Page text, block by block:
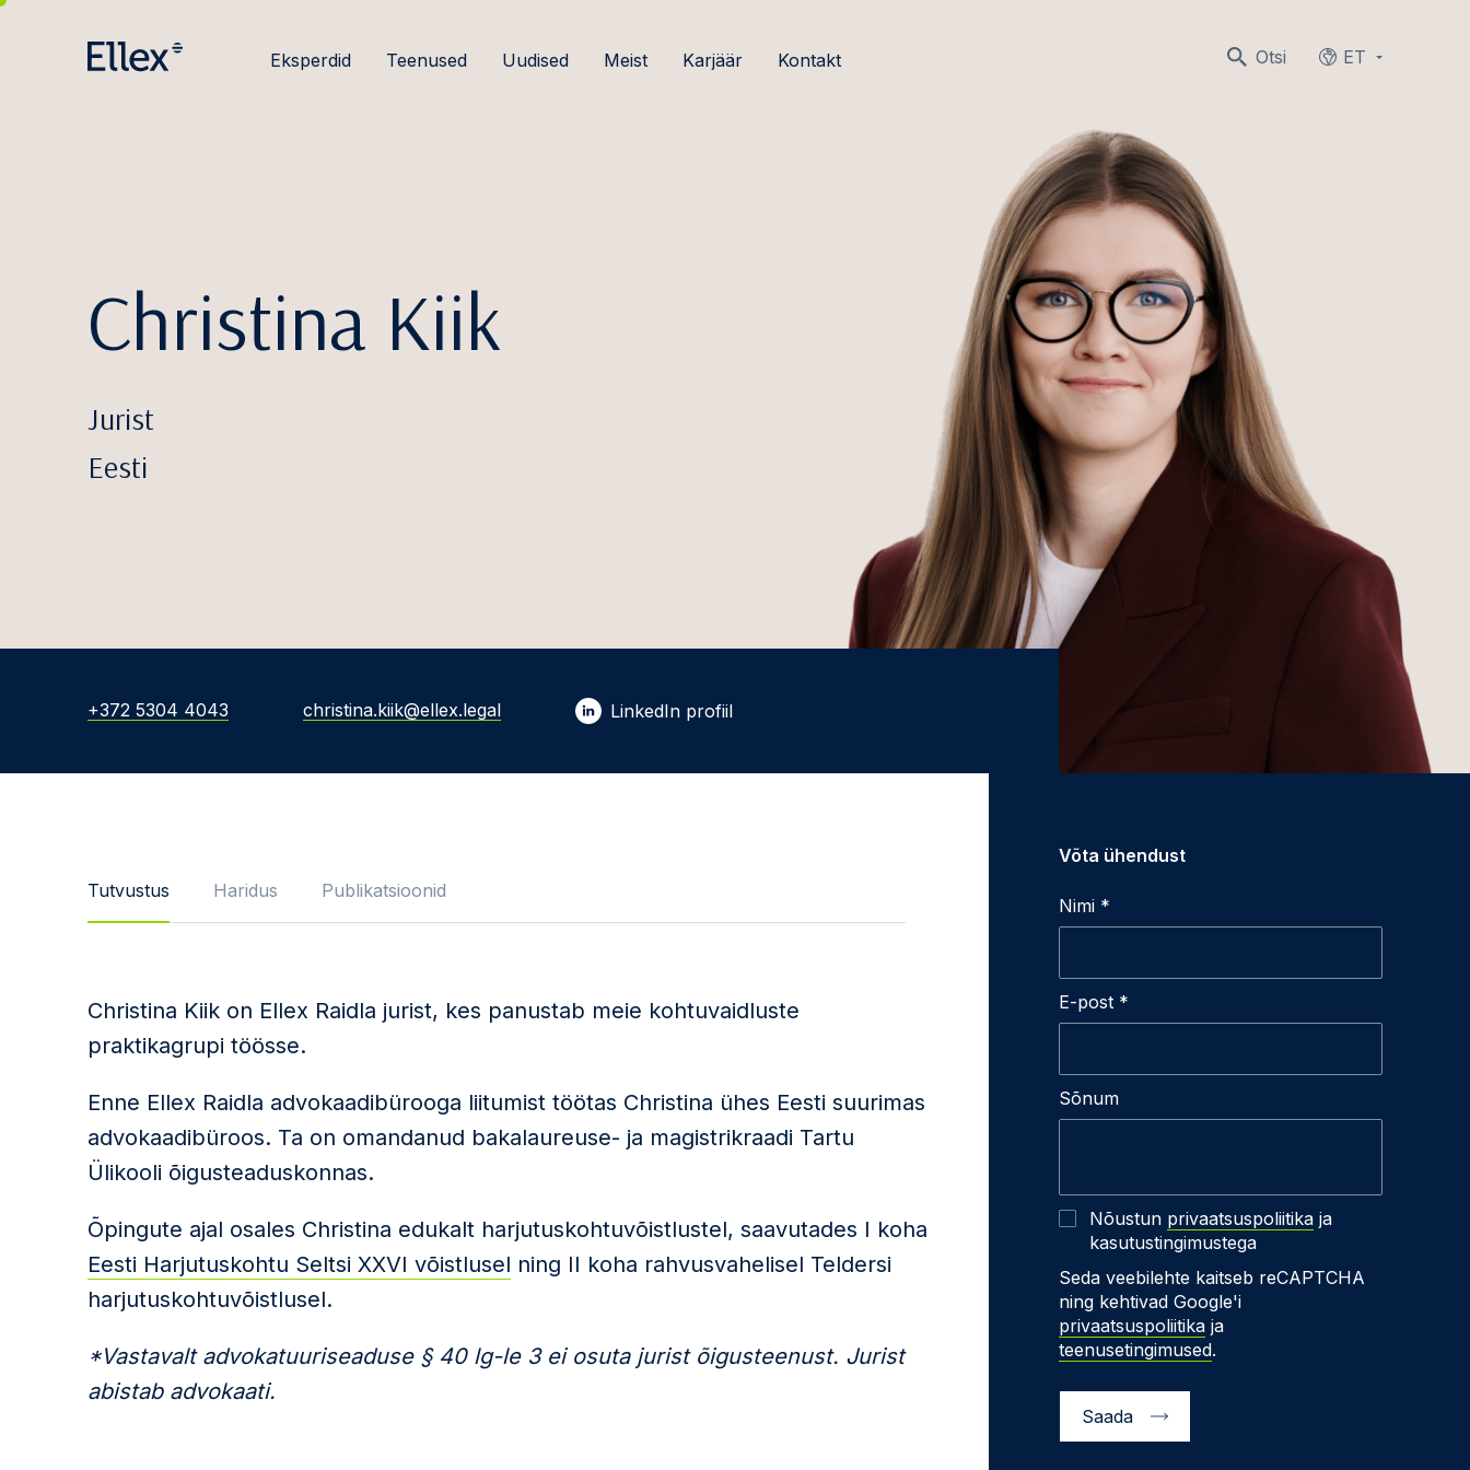
Otsi ET
Eksperdid Teenused Uudised Meist Karjäär Kontakt
Christina Kiik
Jurist
Eesti
+372 5304 4043 christina.kiik@ellex.legal LinkedIn profiil
Tutvustus Haridus Publikatsioonid
Christina Kiik on Ellex Raidla jurist, kes panustab meie kohtuvaidluste
praktikagrupi töösse.
Enne Ellex Raidla advokaadibürooga liitumist töötas Christina ühes Eesti suurimas
advokaadibüroos. Ta on omandanud bakalaureuse- ja magistrikraadi Tartu
Ülikooli õigusteaduskonnas.
Õpingute ajal osales Christina edukalt harjutuskohtuvõistlustel, saavutades I koha
Eesti Harjutuskohtu Seltsi XXVI võistlusel ning II koha rahvusvahelisel Teldersi
harjutuskohtuvõistlusel.
*Vastavalt advokatuuriseaduse § 40 lg-le 3 ei osuta jurist õigusteenust. Jurist
abistab advokaati.
Võta ühendust
Nimi *
E-post *
Sõnum
Nõustun privaatsuspoliitika ja
kasutustingimustega
Seda veebilehte kaitseb reCAPTCHA
ning kehtivad Google'i
privaatsuspoliitika ja
teenusetingimused.
Saada